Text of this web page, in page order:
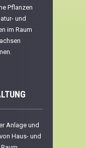
Pflanzen
und
im Raum
Anlage und
Haus- und